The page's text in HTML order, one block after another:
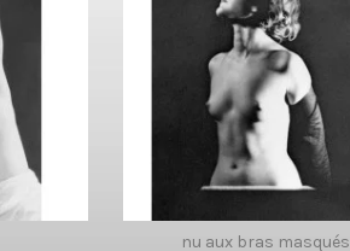
nu aux bras masqués